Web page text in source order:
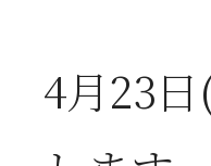
2026
4月23